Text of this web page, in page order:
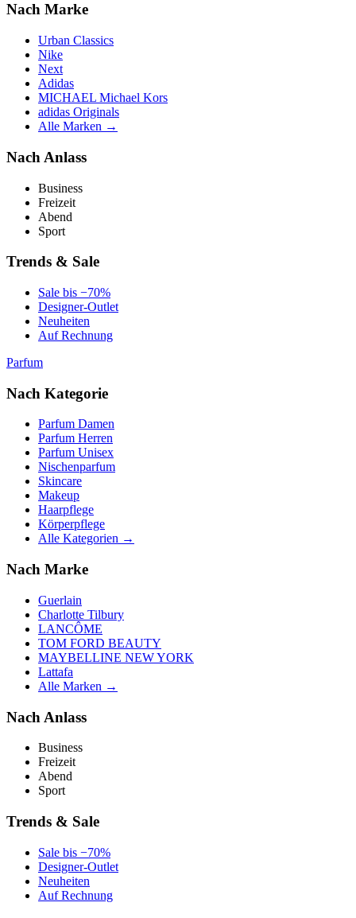
Nach Marke
Urban Classics
Nike
Next
Adidas
MICHAEL Michael Kors
adidas Originals
Alle Marken →
Nach Anlass
Business
Freizeit
Abend
Sport
Trends & Sale
Sale bis −70%
Designer-Outlet
Neuheiten
Auf Rechnung
Parfum
Nach Kategorie
Parfum Damen
Parfum Herren
Parfum Unisex
Nischenparfum
Skincare
Makeup
Haarpflege
Körperpflege
Alle Kategorien →
Nach Marke
Guerlain
Charlotte Tilbury
LANCÔME
TOM FORD BEAUTY
MAYBELLINE NEW YORK
Lattafa
Alle Marken →
Nach Anlass
Business
Freizeit
Abend
Sport
Trends & Sale
Sale bis −70%
Designer-Outlet
Neuheiten
Auf Rechnung